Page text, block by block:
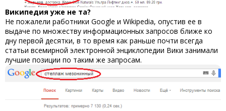
Википедия уже не та?
Не пожалели работники Google и Wikipedia, опустив ее в
выдаче по множеству информационных запросов ближе ко
дну первой десятки, в то время как раньше почти всегда
статьи всемирной электронной энциклопедии Вики занимали
лучшие позиции по таким же запросам.